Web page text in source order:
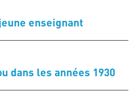
enseignant
dans les années 1930